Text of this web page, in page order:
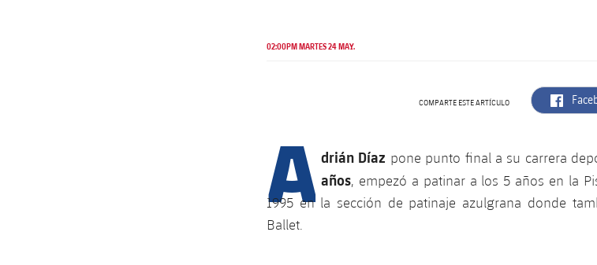
02:00PM MARTES 24 MAY.
COMPARTE ESTE ARTÍCULO
A drián Díaz pone punto final a su carrera
años, empezó a patinar a los 5 años en la
1995 en la sección de patinaje azulgrana donde
Ballet.